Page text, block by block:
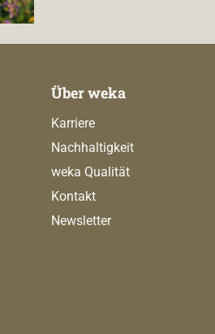
Über weka
Karriere
Nachhaltigkeit
weka Qualität
Kontakt
Newsletter